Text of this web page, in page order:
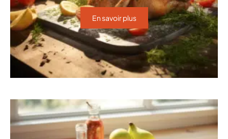
En savoir plus